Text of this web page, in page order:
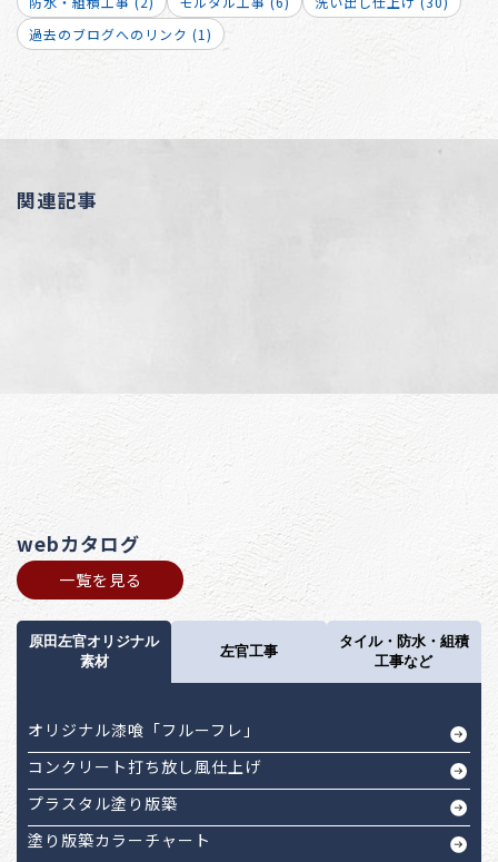
過去のブログへのリンク (1)
関連記事
webカタログ
一覧を見る
原田左官オリジナル
素材
左官工事
タイル・防水・組積
工事など
オリジナル漆喰「フルーフレ」
コンクリート打ち放し風仕上げ
プラスタル塗り版築
塗り版築カラーチャート